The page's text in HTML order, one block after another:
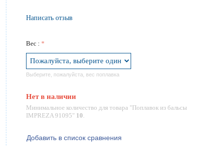
Написать отзыв
Вес :
Выберите, пожалуйста, вес поплавка
Нет в наличии
Минимальное количество для товара "Поплавок из бальсы
IMPREZA 91095" 10
Добавить в список сравнения